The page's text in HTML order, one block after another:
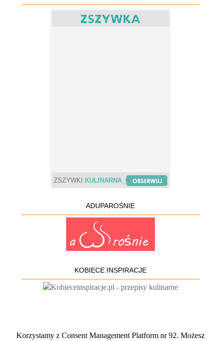
ZSZYWKI KULINARNA_CHWILA
ADUPAROŚNIE
KOBIECE INSPIRACJE
Korzystamy z Consent Management Platform nr 92. Możesz